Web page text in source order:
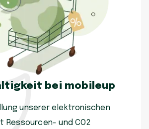
bei mobileup
unserer elektronischen
Ressourcen- und CO2